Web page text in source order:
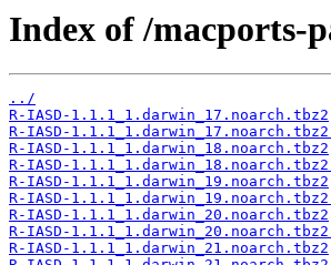
Index of /macports-
../
R-IASD-1.1.1_1.darwin_17.noarch.tbz2
R-IASD-
R-IASD-1.1.1_1.darwin_18.noarch.tbz2
R-IASD-
R-IASD-1.1.1_1.darwin_19.noarch.tbz2
R-IASD-
R-IASD-1.1.1_1.darwin_20.noarch.tbz2
R-IASD-
R-IASD-1.1.1_1.darwin_21.noarch.tbz2